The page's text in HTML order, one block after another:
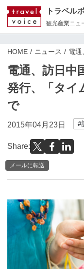
トラベル
観光産業ニュ
HOME ニュース 電通
電通、訪日中
発行、「タイ
で
2015年04月23日 #
Share:
メールに転送